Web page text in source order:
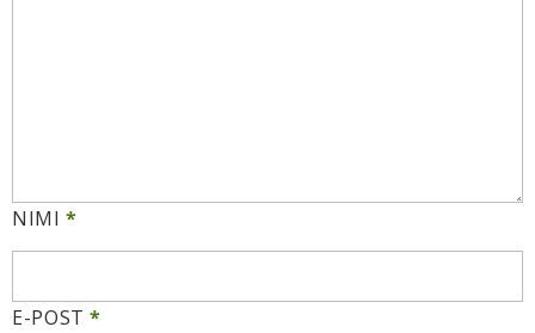
NIMI*
E-POST*